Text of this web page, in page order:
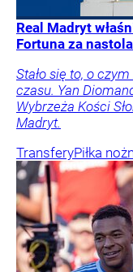
Real Madryt
Fortuna za
Stało się to, o
czasu. Yan
Wybrzeża Kości
Madryt.
TransferyPiłka